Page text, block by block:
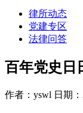
律所动态
党建专区
法律问答
百年党史日
作者：yswl 日期